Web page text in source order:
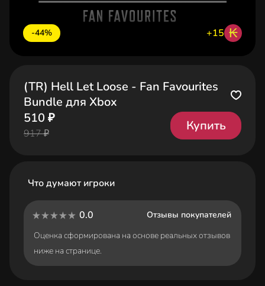
-44% +15 ₭
(TR) Hell Let Loose - Fan Favourites
Bundle для Xbox
510 ₽
917 ₽
Купить
Что думают игроки
0.0
Отзывы покупателей
Оценка сформирована на основе реальных отзывов
ниже на странице.